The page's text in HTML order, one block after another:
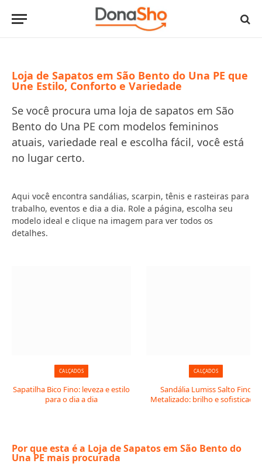
Loja de Sapatos em São Bento do Una PE que
Une Estilo, Conforto e Variedade
Se você procura uma loja de sapatos em São
Bento do Una PE com modelos femininos
atuais, variedade real e escolha fácil, você está
no lugar certo.
Aqui você encontra sandálias, scarpin, tênis e rasteiras para
trabalho, eventos e dia a dia. Role a página, escolha seu
modelo ideal e clique na imagem para ver todos os
detalhes.
CALÇADOS
Sapatilha Bico Fino: leveza e estilo
para o dia a dia
CALÇADOS
Sandália Lumiss Salto Fino
Metalizado: brilho e sofisticação
Por que esta é a Loja de Sapatos em São Bento do
Una PE mais procurada